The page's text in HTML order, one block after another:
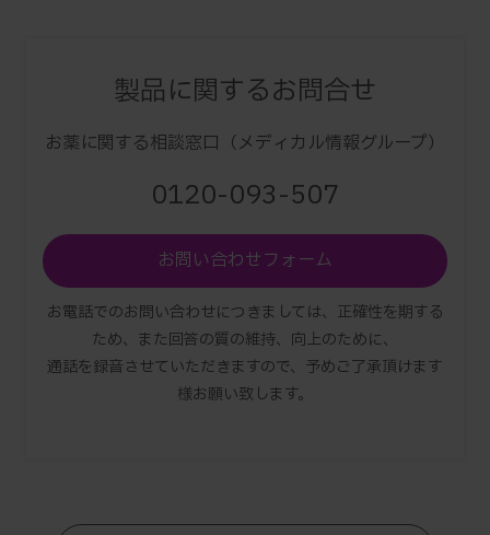
製品に関するお問合せ
お薬に関する相談窓口（メディカル情報グループ）
0120-093-507
お問い合わせフォーム
お電話でのお問い合わせにつきましては、正確性を期する
ため、また回答の質の維持、向上のために、
通話を録音させていただきますので、予めご了承頂けます
様お願い致します。